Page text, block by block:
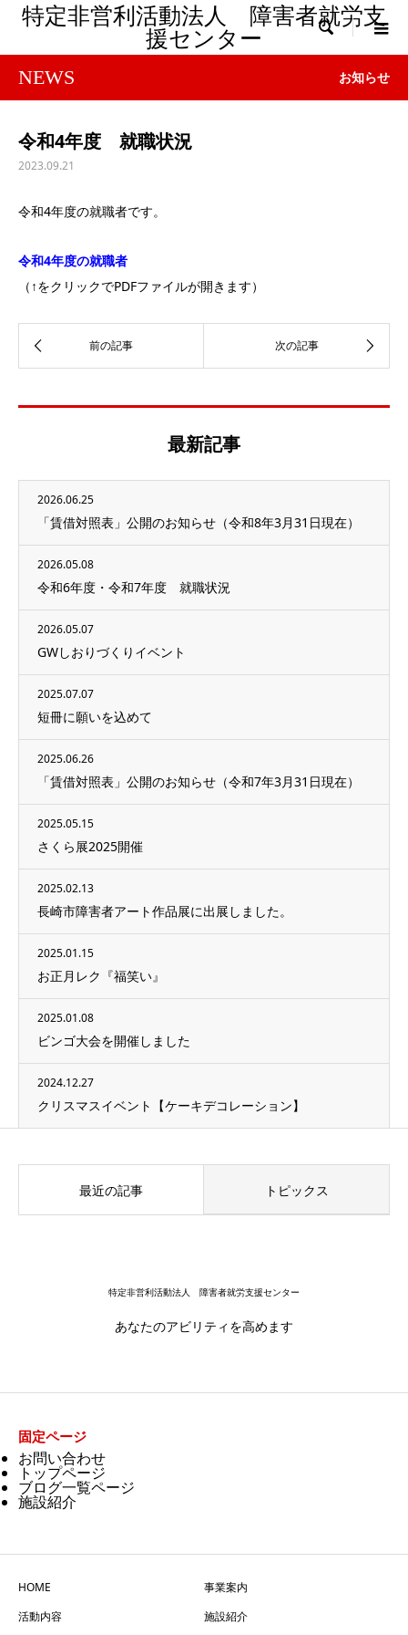
特定非営利活動法人 障害者就労支
援センター

NEWS お知らせ
令和4年度 就職状況
2023.09.21
令和4年度の就職者です。
令和4年度の就職者
（↑をクリックでPDFファイルが開きます）
最新記事
2026.06.25
「賃借対照表」公開のお知らせ（令和8年3月31日現在）
2026.05.08
令和6年度・令和7年度 就職状況
2026.05.07
GWしおりづくりイベント
2025.07.07
短冊に願いを込めて
2025.06.26
「賃借対照表」公開のお知らせ（令和7年3月31日現在）
2025.05.15
さくら展2025開催
2025.02.13
長崎市障害者アート作品展に出展しました。
2025.01.15
お正月レク『福笑い』
2025.01.08
ビンゴ大会を開催しました
2024.12.27
クリスマスイベント【ケーキデコレーション】
最近の記事 トピックス
特定非営利活動法人 障害者就労支援センター
あなたのアビリティを高めます
固定ページ
お問い合わせ
トップページ
ブログ一覧ページ
施設紹介
HOME
事業案内
活動内容
施設紹介